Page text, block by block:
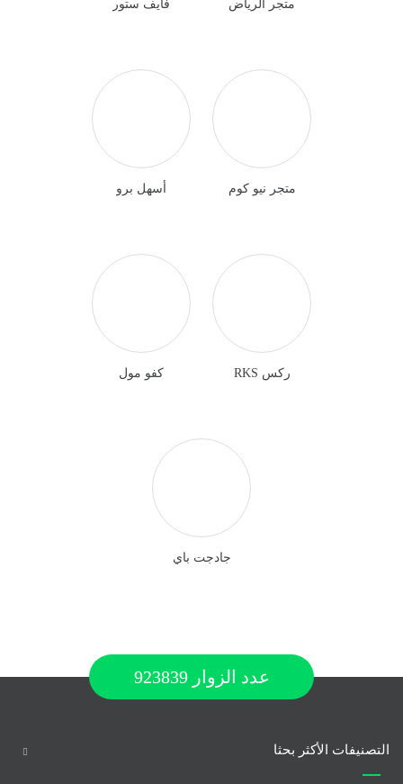
متجر الرياض فايف ستور
متجر نيو كوم أسهل برو
ركس RKS كفو مول
جادجت باي
عدد الزوار 923839
التصنيفات الأكثر بحثا